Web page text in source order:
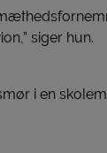
siger hun.
i en